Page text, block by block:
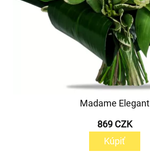
Madame Elegant
869 CZK
Kúpiť